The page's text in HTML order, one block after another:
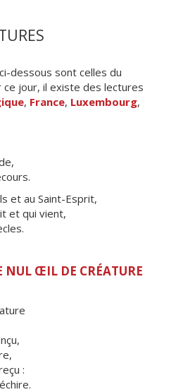
dessous sont celles du
ce jour, il existe des lectures
, France, Luxembourg,
et au Saint-Esprit,
et qui vient,
NUL ŒIL DE CRÉATURE
: